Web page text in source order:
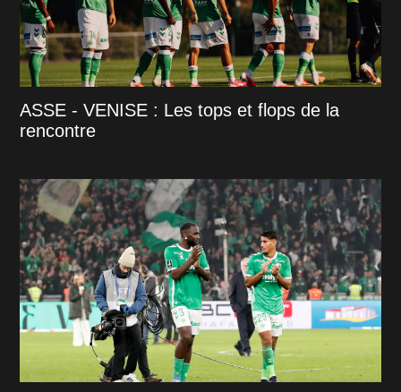
ASSE - VENISE : Les tops et flops de la
rencontre